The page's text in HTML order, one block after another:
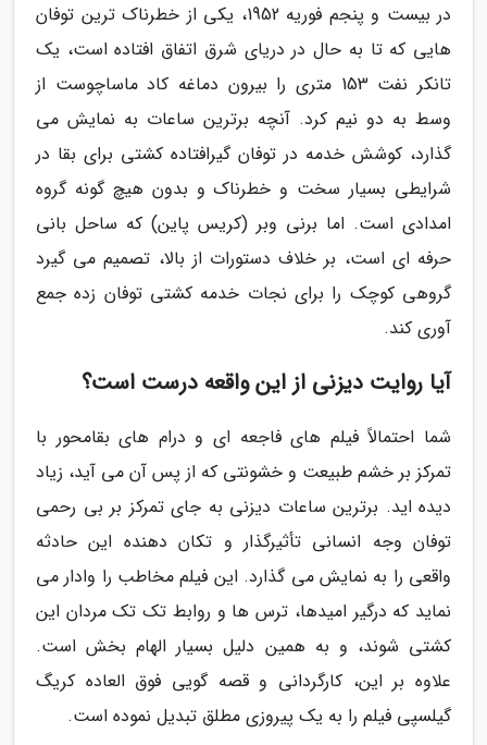
در بیست و پنجم فوریه 1952، یکی از خطرناک ترین توفان
هایی که تا به حال در دریای شرق اتفاق افتاده است، یک
تانکر نفت 153 متری را بیرون دماغه کاد ماساچوست از
وسط به دو نیم کرد. آنچه برترین ساعات به نمایش می
گذارد، کوشش خدمه در توفان گیرافتاده کشتی برای بقا در
شرایطی بسیار سخت و خطرناک و بدون هیچ گونه گروه
امدادی است. اما برنی وبر (کریس پاین) که ساحل بانی
حرفه ای است، بر خلاف دستورات از بالا، تصمیم می گیرد
گروهی کوچک را برای نجات خدمه کشتی توفان زده جمع
آوری کند.
آیا روایت دیزنی از این واقعه درست است؟
شما احتمالاً فیلم های فاجعه ای و درام های بقامحور با
تمرکز بر خشم طبیعت و خشونتی که از پس آن می آید، زیاد
دیده اید. برترین ساعات دیزنی به جای تمرکز بر بی رحمی
توفان وجه انسانی تأثیرگذار و تکان دهنده این حادثه
واقعی را به نمایش می گذارد. این فیلم مخاطب را وادار می
نماید که درگیر امیدها، ترس ها و روابط تک تک مردان این
کشتی شوند، و به همین دلیل بسیار الهام بخش است.
علاوه بر این، کارگردانی و قصه گویی فوق العاده کریگ
گیلسپی فیلم را به یک پیروزی مطلق تبدیل نموده است.